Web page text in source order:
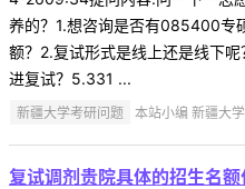
养的？1.想咨询是否有085400专
额？2.复试形式是线上还是线下
进复试？5.331 ...
新疆大学考研问题 本站小编 新疆大
复试调剂贵院具体的招生名